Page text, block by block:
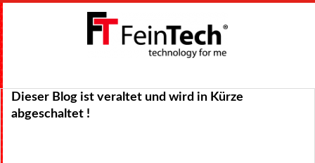
Skip
to
content
F
E
Navigation
Menu
Audio
Dieser Blog ist veraltet und wird in Kürze
abgeschaltet !